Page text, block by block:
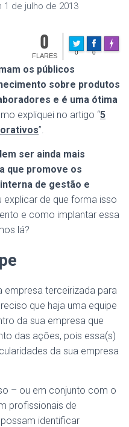
1 de julho de 2013
0
FLARES 0 0
Made
os públicos
sobre produtos
e é uma ótima
expliquei no artigo “5
”.
ser ainda mais
que promove os
de gestão e
explicar de que forma isso
e como implantar essa
lá?
terceirizada para
que haja uma equipe
da sua empresa que
das ações, pois essa(s)
da sua empresa
– ou em conjunto com o
profissionais de
identificar